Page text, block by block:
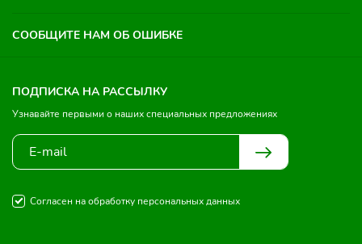
СООБЩИТЕ НАМ ОБ ОШИБКЕ
ПОДПИСКА НА РАССЫЛКУ
Узнавайте первыми о наших специальных предложениях
Согласен на обработку персональных данных